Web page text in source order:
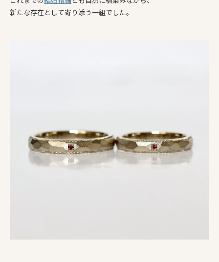
新たな存在として寄り添う一組でした。